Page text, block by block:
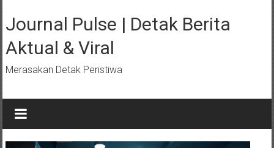
konten
Journal Pulse | Detak Berita
Aktual & Viral
Merasakan Detak Peristiwa